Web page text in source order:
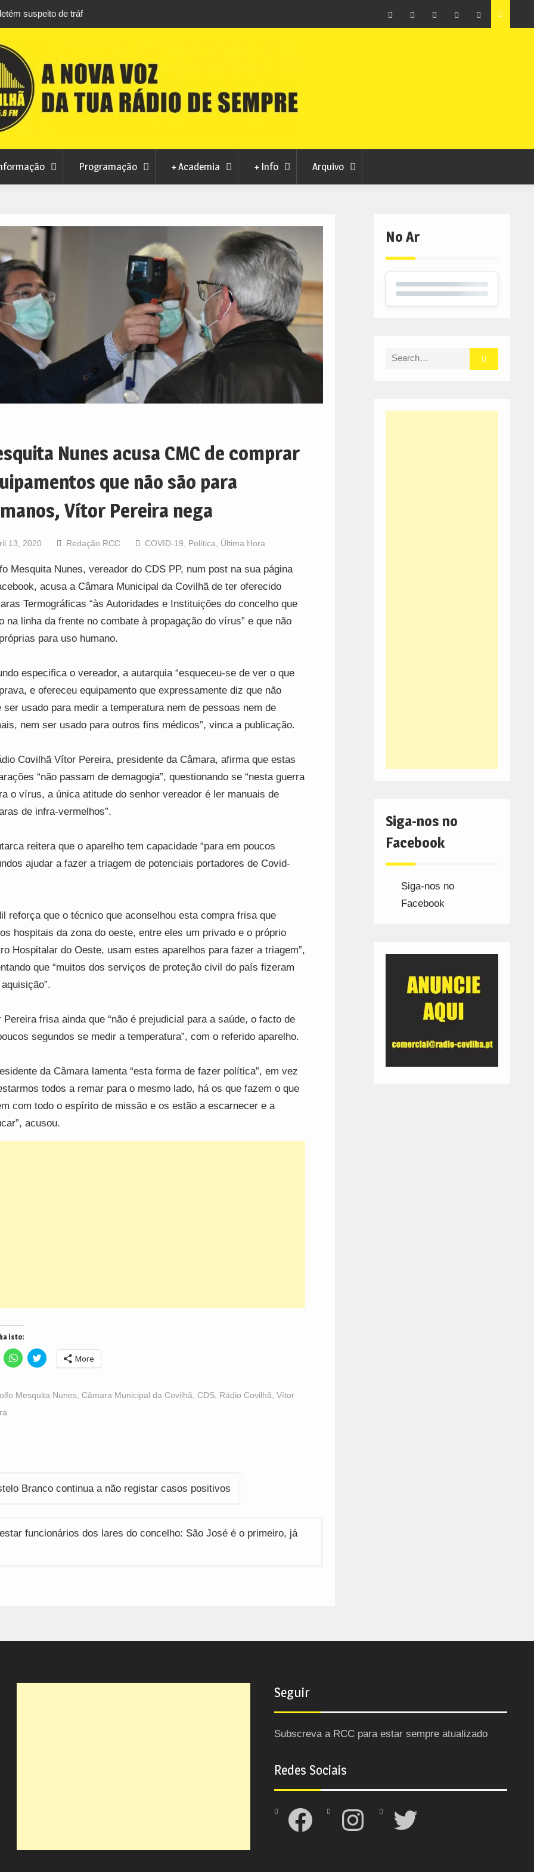
de droga com
fluvial este fim de semana
Município de Belmonte alerta para tentativa de fraude
em nome da autarquia
Programação + Academia + Info Arquivo
Nunes acusa CMC de comprar
que não são para
Vítor Pereira nega
13, 2020 Redação RCC COVID-19 Política Última Hora
Mesquita Nunes, vereador do CDS PP, num post na sua página
acusa a Câmara Municipal da Covilhã de ter oferecido
Termográficas “às Autoridades e Instituições do concelho que
na linha da frente no combate à propagação do vírus” e que não
para uso humano.
especifica o vereador, a autarquia “esqueceu-se de ver o que
e ofereceu equipamento que expressamente diz que não
ser usado para medir a temperatura nem de pessoas nem de
nem ser usado para outros fins médicos”, vinca a publicação.
Covilhã Vítor Pereira, presidente da Câmara, afirma que estas
“não passam de demagogia”, questionando se “nesta guerra
o vírus, a única atitude do senhor vereador é ler manuais de
de infra-vermelhos”.
reitera que o aparelho tem capacidade “para em poucos
ajudar a fazer a triagem de potenciais portadores de Covid-
reforça que o técnico que aconselhou esta compra frisa que
hospitais da zona do oeste, entre eles um privado e o próprio
Hospitalar do Oeste, usam estes aparelhos para fazer a triagem”,
que “muitos dos serviços de proteção civil do país fizeram
Pereira frisa ainda que “não é prejudicial para a saúde, o facto de
segundos se medir a temperatura”, com o referido aparelho.
da Câmara lamenta “esta forma de fazer política”, em vez
todos a remar para o mesmo lado, há os que fazem o que
com todo o espírito de missão e os estão a escarnecer e a
acusou.
isto:
Click
to
(Opens
Click
to
share
(Opens
More
Mesquita Nunes, Câmara Municipal da Covilhã CDS, Rádio Covilhã Vítor
Branco continua a não registar casos positivos
funcionários dos lares do concelho: São José é o primeiro, já
No Ar
Search
Siga-nos no
Facebook
Siga-nos no
Facebook
Seguir
Subscreva a RCC para estar sempre atualizado
Redes Sociais
Facebook Instagram Twitter